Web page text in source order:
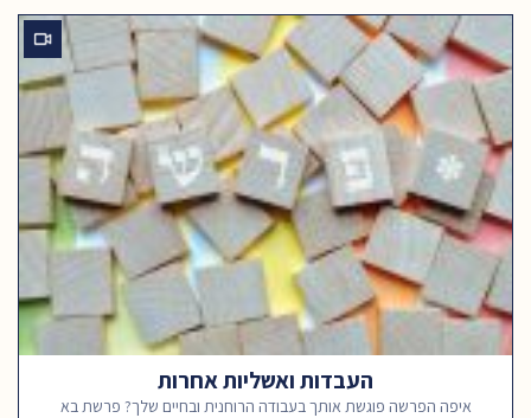
העבדות ואשליות אחרות
איפה הפרשה פוגשת אותך בעבודה הרוחנית ובחיים שלך? פרשת בא